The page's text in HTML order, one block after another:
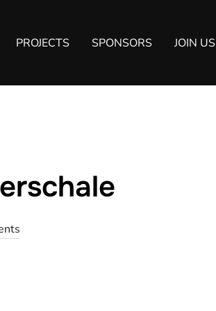
PROJECTS SPONSORS JOIN US